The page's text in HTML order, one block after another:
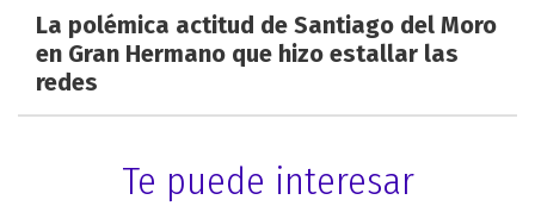
La polémica actitud de Santiago del Moro
en Gran Hermano que hizo estallar las
redes
Te puede interesar